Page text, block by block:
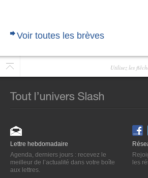
Voir toutes les brèves
Utilisez les
Lettre hebdomadaire
Agenda, derniers jours : recevez le
meilleur de l’actualité dans votre boîte
aux lettres.
les